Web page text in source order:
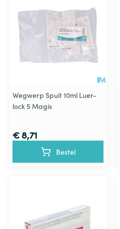
Wegwerp Spuit 10ml Luer-
lock 5 Magis
€ 8,71
Bestel